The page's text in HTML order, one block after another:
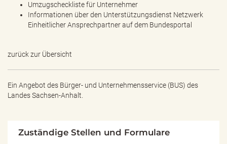
Umzugscheckliste für Unternehmer
Informationen über den Unterstützungsdienst Netzwerk
Einheitlicher Ansprechpartner auf dem Bundesportal
zurück zur Übersicht
Ein Angebot des Bürger- und Unternehmensservice (BUS) des
Landes Sachsen-Anhalt.
Zuständige Stellen und Formulare